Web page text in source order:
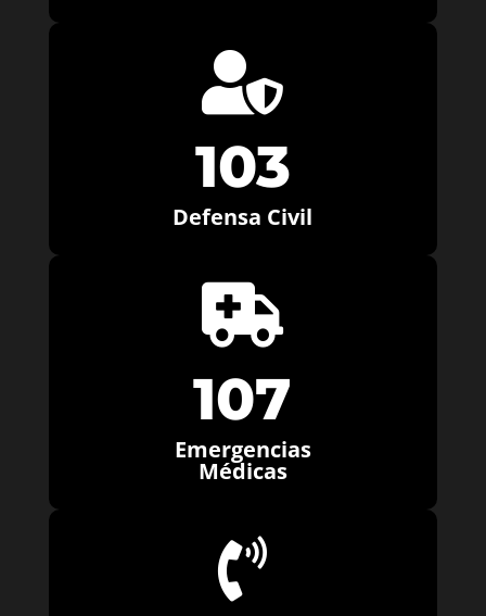

103
Defensa Civil

107
Emergencias
Médicas
